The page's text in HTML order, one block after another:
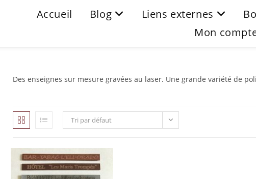
Accueil Blog Liens externes
Mon
Des enseignes sur mesure gravées au laser. Une grande variété de
Tri par défaut